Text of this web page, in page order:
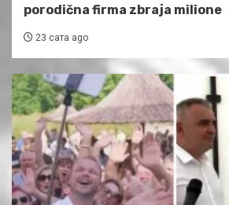
porodična firma zbraja milione
23 сата ago